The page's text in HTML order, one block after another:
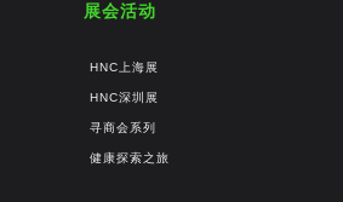
展会活动
HNC上海展
HNC深圳展
寻商会系列
健康探索之旅